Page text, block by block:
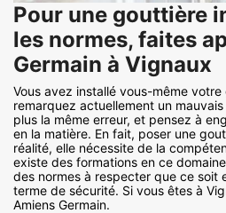
Pour une gouttière
les normes, faites
Germain à Vignaux
Vous avez installé vous-même
remarquez actuellement un
plus la même erreur, et pensez à
en la matière. En fait, poser une
réalité, elle nécessite de la
existe des formations en ce
des normes à respecter que ce soit
terme de sécurité. Si vous êtes à
Amiens Germain.